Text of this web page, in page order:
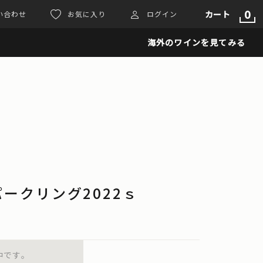
合わせ お気に入り ログイン カート 0
海外のワインを見てみる
クリング2022ｓ
す。